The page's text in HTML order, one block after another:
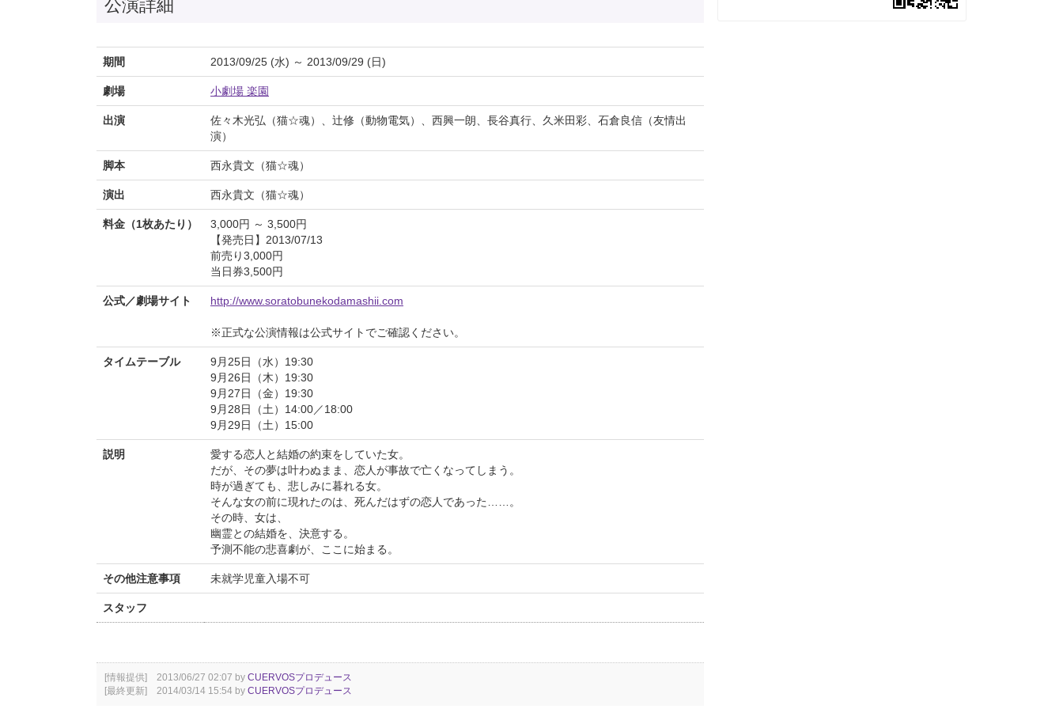
公演詳細
期間 2013/09/25 (水) ～ 2013/09/29 (日)
劇場 小劇場 楽園
出演
佐々木光弘（猫☆魂）、辻修（動物電気）、西興一朗、長谷真行、久米田彩、石倉良信（友情出
演）
脚本 西永貴文（猫☆魂）
演出 西永貴文（猫☆魂）
料金（1枚あたり）
3,000円 ～ 3,500円
【発売日】2013/07/13
前売り3,000円
当日券3,500円
公式／劇場サイト http://www.soratobunekodamashii.com
※正式な公演情報は公式サイトでご確認ください。
タイムテーブル
9月25日（水）19:30
9月26日（木）19:30
9月27日（金）19:30
9月28日（土）14:00／18:00
9月29日（土）15:00
説明
愛する恋人と結婚の約束をしていた女。
だが、その夢は叶わぬまま、恋人が事故で亡くなってしまう。
時が過ぎても、悲しみに暮れる女。
そんな女の前に現れたのは、死んだはずの恋人であった……。
その時、女は、
幽霊との結婚を、決意する。
予測不能の悲喜劇が、ここに始まる。
その他注意事項 未就学児童入場不可
スタッフ
[情報提供] 2013/06/27 02:07 by CUERVOSプロデュース
[最終更新] 2014/03/14 15:54 by CUERVOSプロデュース